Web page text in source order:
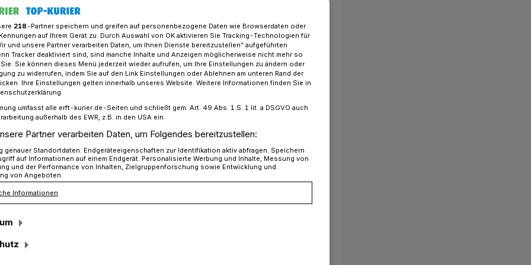
der erste spanische König im schönen Wevelinghoven sein“
erste spanische
sein“
Miguel Coro Garcia, seines Zeichens
Schützen-Vereines aus der
218-Partner speichern und greifen auf personenbezogene Daten wie Browserdaten oder
auf Ihrem Gerät zu. Durch Auswahl von OK aktivieren Sie Tracking-Technologien für
und unsere Partner verarbeiten Daten, um Ihnen Dienste bereitzustellen“ aufgeführten
Tracker deaktiviert sind, sind manche Inhalte und Anzeigen möglicherweise nicht mehr so
Sie können dieses Menü jederzeit wieder aufrufen, um Ihre Einstellungen zu ändern oder
zu widerrufen, indem Sie auf den Link Einstellungen oder Ablehnen am unteren Rand der
Ihre Einstellungen gelten innerhalb unseres Website. Weitere Informationen finden Sie in
umfasst alle erft-kurier.de-Seiten und schließt gem. Art. 49 Abs. 1 S. 1 lit. a DSGVO auch
außerhalb des EWR, z.B. in den USA ein.
Partner verarbeiten Daten, um Folgendes bereitzustellen:
genauer Standortdaten. Endgeräteeigenschaften zur Identifikation aktiv abfragen. Speichern
auf Informationen auf einem Endgerät. Personalisierte Werbung und Inhalte, Messung von
und der Performance von Inhalten, Zielgruppenforschung sowie Entwicklung und
von Angeboten.
Informationen